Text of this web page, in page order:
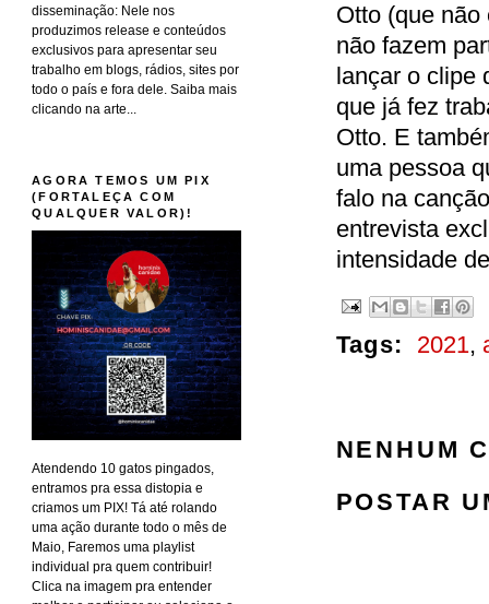
Otto (que
não fazem
lançar o clipe
que já fez
Otto. E
uma pessoa
falo na
entrevista
intensidade
Tags: 2021,
NENHUM
POSTAR
disseminação: Nele nos
produzimos release e conteúdos
exclusivos para apresentar seu
trabalho em blogs, rádios, sites por
todo o país e fora dele. Saiba mais
clicando na arte...
AGORA TEMOS UM PIX
(FORTALEÇA COM
QUALQUER VALOR)!
Atendendo 10 gatos pingados,
entramos pra essa distopia e
criamos um PIX! Tá até rolando
uma ação durante todo o mês de
Maio, Faremos uma playlist
individual pra quem contribuir!
Clica na imagem pra entender